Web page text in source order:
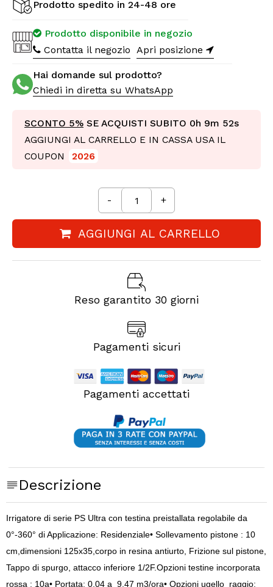
Prodotto spedito in 24-48 ore
Prodotto disponibile in negozio
Contatta il negozio Apri posizione
Hai domande sul prodotto?
Chiedi in diretta su WhatsApp
SCONTO 5% SE ACQUISTI SUBITO 0h 9m 52s
AGGIUNGI AL CARRELLO E IN CASSA USA IL
COUPON
2026
- +
AGGIUNGI AL CARRELLO
Reso garantito 30 giorni
Pagamenti sicuri
Pagamenti accettati
Descrizione
Irrigatore di serie PS Ultra con testina preistallata regolabile da
0°-360° di Applicazione: Residenziale• Sollevamento pistone : 10
cm,dimensioni 125x35,corpo in resina antiurto, Frizione sul pistone,
Tappo di spurgo, attacco inferiore 1/2F. Opzioni testine incorporata
rossa : 10a• Portata: 0,04 a 9.47 m3/ora• Opzioni ugello raggio: